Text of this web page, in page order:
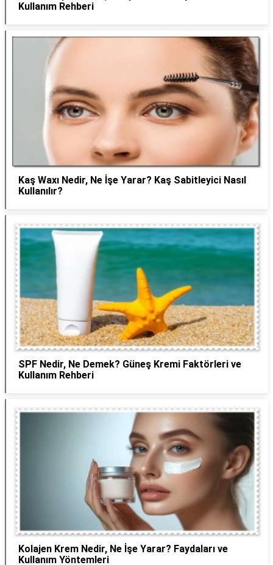
Kullanım Rehberi
Kaş Waxı Nedir, Ne İşe Yarar? Kaş Sabitleyici Nasıl
Kullanılır?
SPF Nedir, Ne Demek? Güneş Kremi Faktörleri ve
Kullanım Rehberi
Kolajen Krem Nedir, Ne İşe Yarar? Faydaları ve
Kullanım Yöntemleri